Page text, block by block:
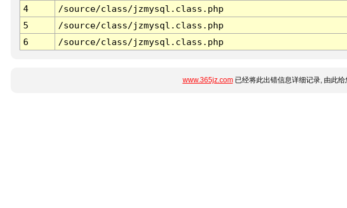
4
/source/class/jzmysql.class.php
5
/source/class/jzmysql.class.php
6
/source/class/jzmysql.class.php
www.365jz.com已经将此出错信息详细记录, 由此